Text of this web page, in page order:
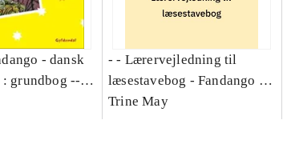
- dansk
grundbog --
B
- - Lærervejledning til
læsestavebog - Fandango -
dansk for 3. klasse :
Trine May